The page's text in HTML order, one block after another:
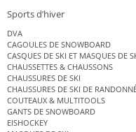
Sports d’hiver
DVA
CAGOULES DE SNOWBOARD
CASQUES DE SKI ET MASQUES DE
CHAUSSETTES & CHAUSSONS
CHAUSSURES DE SKI
CHAUSSURES DE SKI DE
COUTEAUX & MULTITOOLS
GANTS DE SNOWBOARD
EISHOCKEY